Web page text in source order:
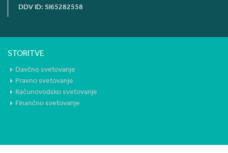
DDV ID: SI65282558
STORITVE
Davčno svetovanje
Pravno svetovanje
Računovodsko svetovanje
Finančno svetovanje